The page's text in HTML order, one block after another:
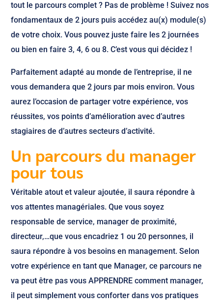
tout le parcours complet ? Pas de problème ! Suivez nos
fondamentaux de 2 jours puis accédez au(x) module(s)
de votre choix. Vous pouvez juste faire les 2 journées
ou bien en faire 3, 4, 6 ou 8. C’est vous qui décidez !
Parfaitement adapté au monde de l’entreprise, il ne
vous demandera que 2 jours par mois environ. Vous
aurez l’occasion de partager votre expérience, vos
réussites, vos points d’amélioration avec d’autres
stagiaires de d’autres secteurs d’activité.
Un parcours du manager
pour tous
Véritable atout et valeur ajoutée, il saura répondre à
vos attentes managériales. Que vous soyez
responsable de service, manager de proximité,
directeur,…que vous encadriez 1 ou 20 personnes, il
saura répondre à vos besoins en management. Selon
votre expérience en tant que Manager, ce parcours ne
va peut être pas vous APPRENDRE comment manager,
il peut simplement vous conforter dans vos pratiques